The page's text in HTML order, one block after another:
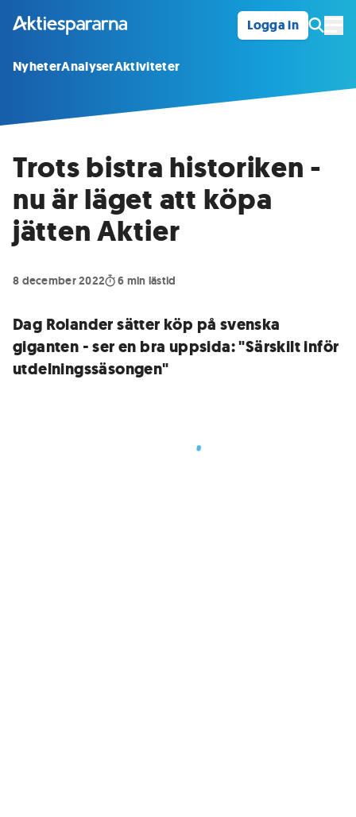
Logga in
NyheterAnalyserAktiviteter
Trots bistra historiken -
nu är läget att köpa
jätten Aktier
8 december 2022 6 min lästid
Dag Rolander sätter köp på svenska
giganten - ser en bra uppsida: "Särskilt inför
utdelningssäsongen"